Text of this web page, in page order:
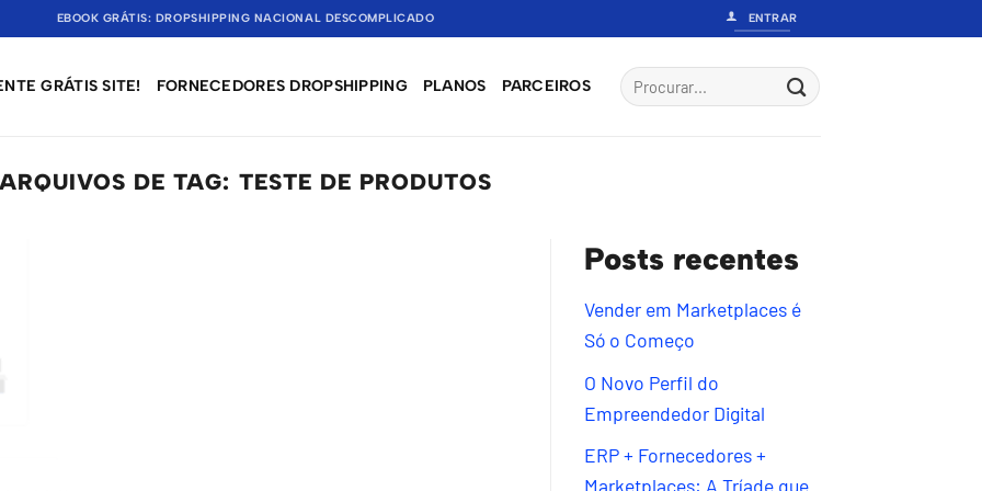
EBOOK GRÁTIS: DROPSHIPPING NACIONAL DESCOMPLICADO ENTRAR
GRÁTIS SITE! FORNECEDORES DROPSHIPPING PLANOS PARCEIROS
ARQUIVOS DE TAG: TESTE DE PRODUTOS
Posts recentes
Vender em Marketplaces é
Só o Começo
O Novo Perfil do
Empreendedor Digital
ERP + Fornecedores +
Marketplaces: A Tríade que